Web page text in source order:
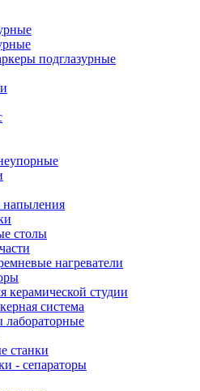
подглазурные
напыления
столы
нагреватели
керамической студии
система
станки
- сепараторы